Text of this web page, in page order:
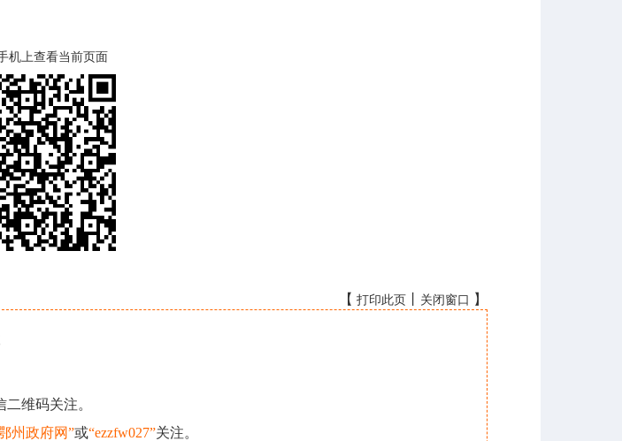
机上查看当前页面
【 打印此页 关闭窗口 】
维码关注。
州政府网”或“ezzfw027”关注。